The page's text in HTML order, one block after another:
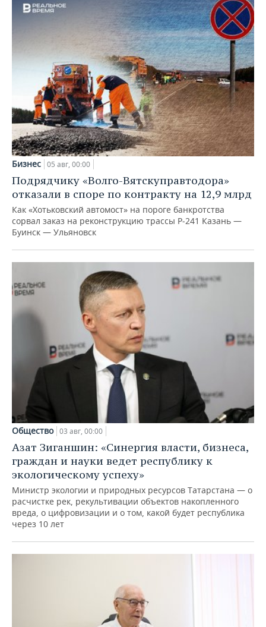
Бизнес 05 авг, 00:00
Подрядчику «Волго-Вятскуправтодора»
отказали в споре по контракту на 12,9 млрд
Как «Хотьковский автомост» на пороге банкротства
сорвал заказ на реконструкцию трассы Р‑241 Казань —
Буинск — Ульяновск
Общество 03 авг, 00:00
Азат Зиганшин: «Синергия власти, бизнеса,
граждан и науки ведет республику к
экологическому успеху»
Министр экологии и природных ресурсов Татарстана — о
расчистке рек, рекультивации объектов накопленного
вреда, о цифровизации и о том, какой будет республика
через 10 лет